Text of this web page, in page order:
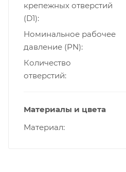
крепежных отверстий
(D1)
Номинальное рабочее
давление (PN)
Количество
отверстий
Материалы и цвета
Материал